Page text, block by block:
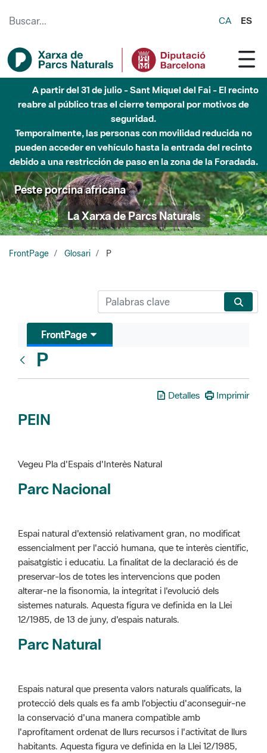
CA ES
Hasta diciembre de 2026 - Parque Fluvial Besós -
Afectaciones en el cauce del Parque Fluvial del Besòs debido
a obras de construcción de una pasarela sobre el río
Peste porcina africana
La Xarxa de Parcs Naturals
FrontPage Glosari P
Glosari
P
PEIN
Vegeu Pla d'Espais d'Interès Natural
Espai natural d'extensió relativament gran, no modificat
preservar-los de totes les intervencions que poden
alterar-ne la fisonomia, la integritat i l'evolució dels
sistemes naturals. Aquesta figura ve definida en la Llei
12/1985, de 13 de juny, d'espais naturals.
Parc Natural
Espais natural que presenta valors naturals qualificats, la
l'aprofitament ordenat de llurs recursos i l'activitat de llurs
habitants. Aquesta figura ve definida en la Llei 12/1985,
de 13 de juny, d'espais naturals.
Patrimoni històricoartístic